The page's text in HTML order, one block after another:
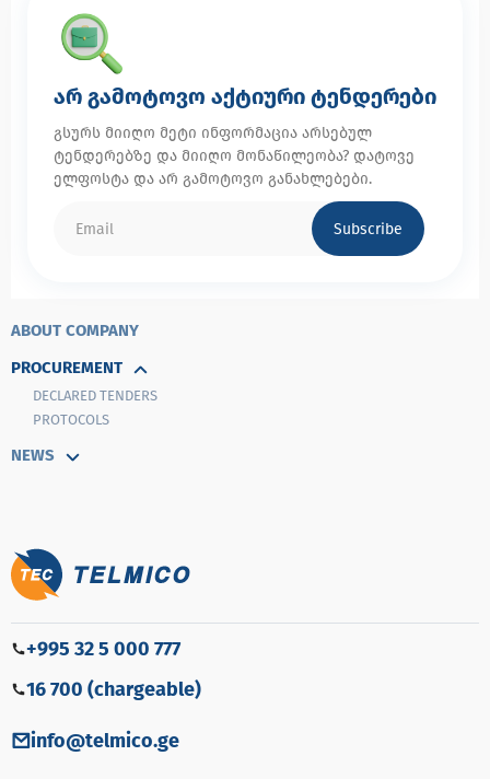
ABOUT COMPANY
PROCUREMENT
DECLARED TENDERS
PROTOCOLS
NEWS
არ გამოტოვო აქტიური ტენდერები
გსურს მიიღო მეტი ინფორმაცია არსებულ
ტენდერებზე და მიიღო მონაწილეობა? დატოვე
ელფოსტა და არ გამოტოვო განახლებები.
Subscribe
+995 32 5 000 777
16 700 (chargeable)
info@telmico.ge